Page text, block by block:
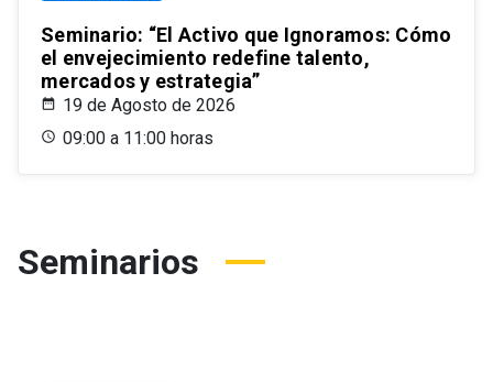
Seminario: “El Activo que Ignoramos: Cómo
el envejecimiento redefine talento,
mercados y estrategia”
19 de Agosto de 2026
09:00 a 11:00 horas
Seminarios